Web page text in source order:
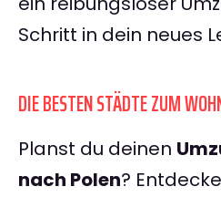
Schritt in dein neues
DIE BESTEN STÄDTE ZUM
Planst du deinen
nach Polen?